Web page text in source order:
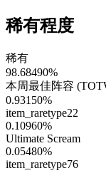
稀有程度
稀有
98.68490%
本周最佳阵容
0.93150%
item_raretype22
0.10960%
Ultimate Scream
0.05480%
item_raretype76